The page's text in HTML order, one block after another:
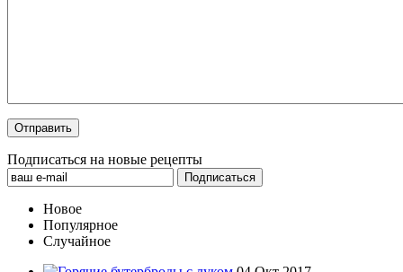
Подписаться на новые рецепты
Новое
Популярное
Случайное